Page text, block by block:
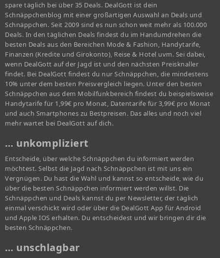
spare täglich bei über 35 Deals. DealGott ist dein
Schnäppchenblog mit einer großartigen Auswahl an Deals und
Schnäppchen. Seit 2009 sind es nun schon weit mehr als 100.000
Deals. In den täglichen Deals findest du im Handumdrehen die
besten Deals aus den Bereichen Mode & Fashion, Handytarife,
Finanzen (Kredite und Girokonto), Reise & Hotel uvm. Sei dabei,
wenn DealGott auf der Jagd ist und den nächsten Preisknaller
findet. Bei DealGott findest du nur Schnäppchen, die mindestens
10% unter dem besten Preisvergleich liegen. Unter den besten
Schnäppchen aus dem Mobilfunkbereich findest du beispielsweise
Handytarife für 1,99€ pro Monat, Datentarife für 3,99€ pro Monat
und auch Smartphones zu Bestpreisen. Das alles und noch viel
mehr wartet bei DealGott auf dich.
… unkompliziert
Entscheide, über welche Schnäppchen du informiert werden
möchtest. Selbst die Jagd nach Schnäppchen ist mit uns ein
Vergnügen. Du hast die Wahl und kannst so entscheide, wie du
über die besten Schnäppchen informiert werden willst. Die
Schnäppchen und Deals kannst du per Newsletter, der täglich
einmal verschickt wird oder über die DealGott App für Android
und Apple IOS erhalten. Du entscheidest und wir bringen dir die
besten Schnäppchen.
… unschlagbar